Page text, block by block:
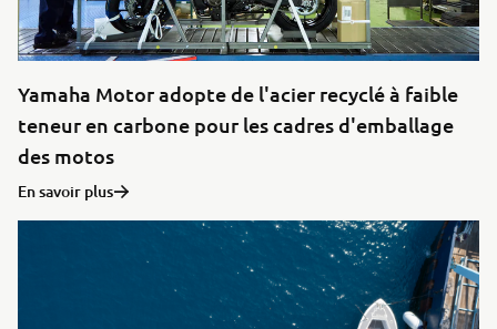
Yamaha Motor adopte de l'acier recyclé à faible
teneur en carbone pour les cadres d'emballage
des motos
En savoir plus